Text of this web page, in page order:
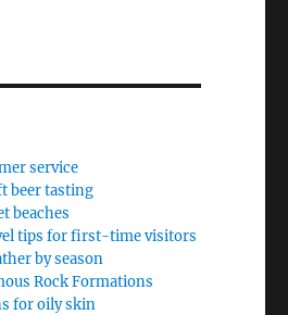
service
beer tasting
beaches
tips for first-time visitors
by season
Rock Formations
for oily skin